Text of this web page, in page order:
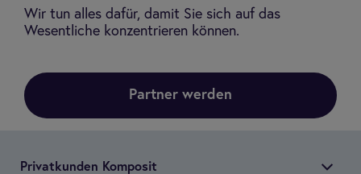
Wir tun alles dafür, damit Sie sich auf das
Wesentliche konzentrieren können.
Partner werden
Pri­vat­kun­den Kom­po­sit